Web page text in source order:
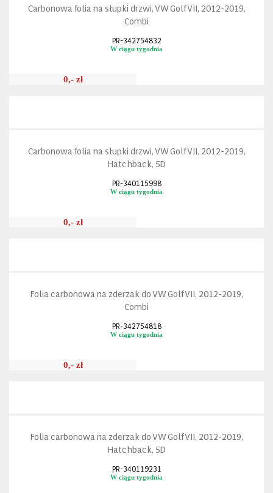
Carbonowa folia na słupki drzwi, VW Golf VII, 2012-2019,
Combi
PR-342754832
W ciągu tygodnia
0,- zł
Carbonowa folia na słupki drzwi, VW Golf VII, 2012-2019,
Hatchback, 5D
PR-340115998
W ciągu tygodnia
0,- zł
Folia carbonowa na zderzak do VW Golf VII, 2012-2019,
Combi
PR-342754818
W ciągu tygodnia
0,- zł
Folia carbonowa na zderzak do VW Golf VII, 2012-2019,
Hatchback, 5D
PR-340119231
W ciągu tygodnia